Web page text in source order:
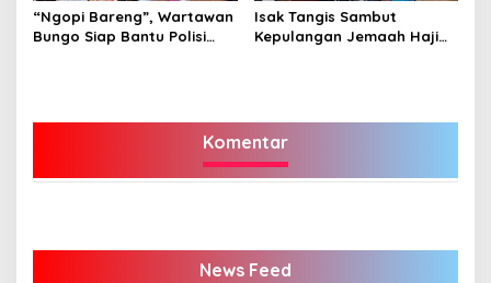
“Ngopi Bareng”, Wartawan
Bungo Siap Bantu Polisi
Isak Tangis Sambut
Kepulangan Jemaah Haji
Komentar
News Feed